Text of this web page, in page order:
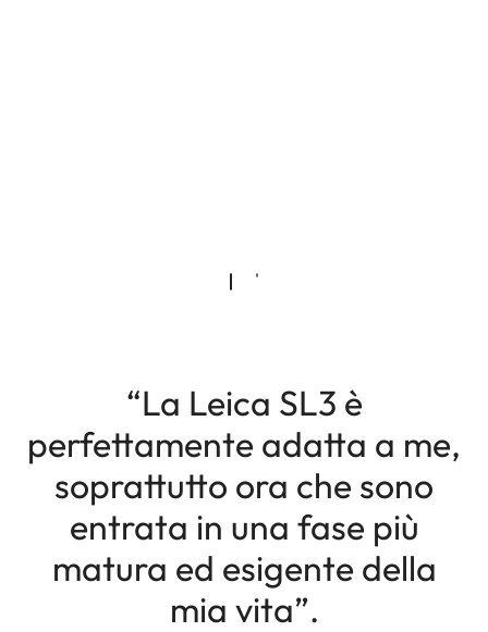
“La Leica SL3 è
perfettamente adatta a me,
soprattutto ora che sono
entrata in una fase più
matura ed esigente della
mia vita”.